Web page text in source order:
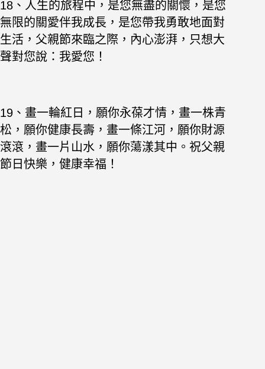
18、人生的旅程中，是您無盡的關懷，是您
無限的關愛伴我成長，是您帶我勇敢地面對
生活，父親節來臨之際，內心澎湃，只想大
聲對您說：我愛您！
19、畫一輪紅日，願你永葆才情，畫一株青
松，願你健康長壽，畫一條江河，願你財源
滾滾，畫一片山水，願你蕩漾其中。祝父親
節日快樂，健康幸福！